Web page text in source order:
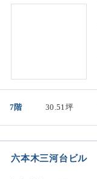
7階 30.51坪
六本木三河台ビル